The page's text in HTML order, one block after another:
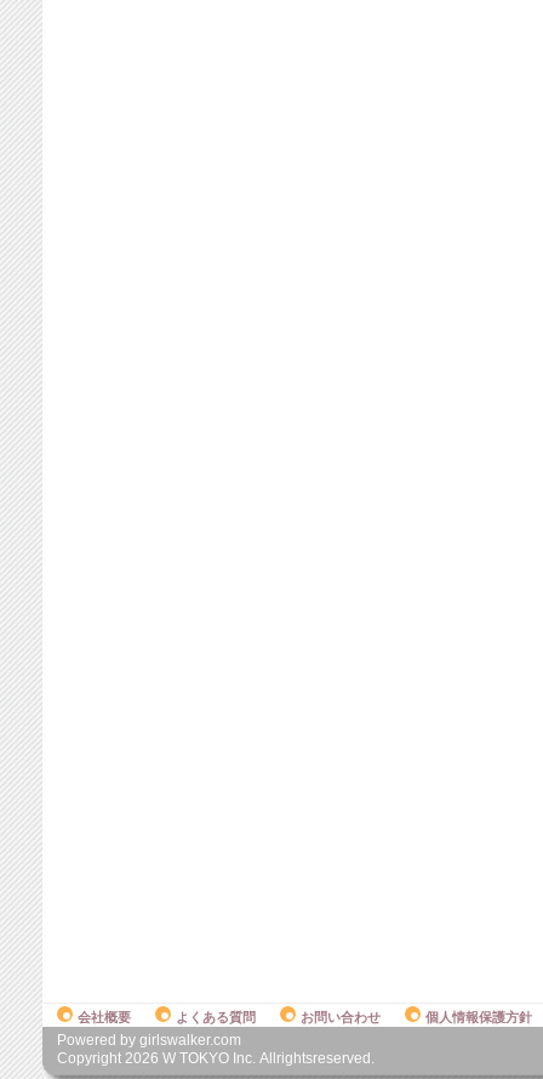
会社概要 よくある質問 お問い合わせ 個人情報保護方針
Powered by girlswalker.com
Copyright 2026 W TOKYO Inc. Allrightsreserved.